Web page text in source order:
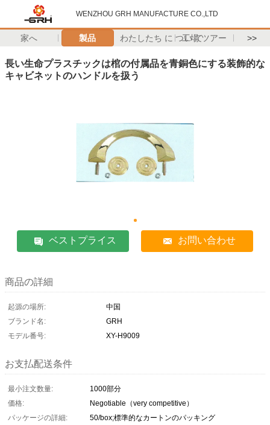
WENZHOU GRH MANUFACTURE CO.,LTD
家へ 製品 わたしたち に つい て工場 ツアー >>
長い生命プラスチックは棺の付属品を青銅色にする装飾的な
キャビネットのハンドルを扱う
ベストプライス お問い合わせ
商品の詳細
起源の場所:
中国
ブランド名:
GRH
モデル番号:
XY-H9009
お支払配送条件
最小注文数量:
1000部分
価格:
Negotiable（very competitive）
パッケージの詳細:
50/box;標準的なカートンのパッキング